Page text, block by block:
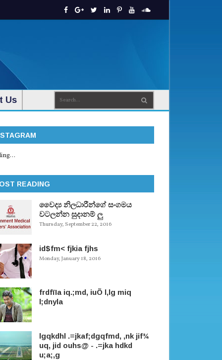
Us
READING
වෛද්‍ය නිලධාරීන්ගේ සංගමය
වටලන්න සුදානම් ලු
Thursday, September 22, 2016
id$fm< fjkia fjhs
Monday, January 18, 2016
frdfïIa iq.;md, iuÕ l,lg miq
l;dnyla
lgqkdhl .=jkaf;dgqfmd, ,nk jif¾
uq, jid ouhs@ - .=jka hdkd
u;a;,g